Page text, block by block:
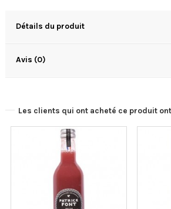
Détails du produit
Avis (0)
Les clients qui ont acheté ce produit